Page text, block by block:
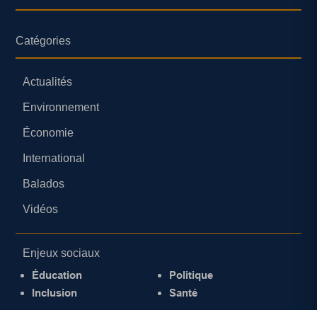
Catégories
Actualités
Environnement
Économie
International
Balados
Vidéos
Enjeux sociaux
Éducation
Inclusion
Politique
Santé